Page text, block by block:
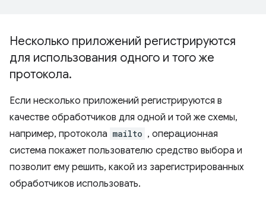
Несколько приложений регистрируются
для использования одного и того же
протокола.
Если несколько приложений регистрируются в
качестве обработчиков для одной и той же схемы,
например, протокола mailto , операционная
система покажет пользователю средство выбора и
позволит ему решить, какой из зарегистрированных
обработчиков использовать.